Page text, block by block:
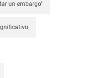
un embargo"